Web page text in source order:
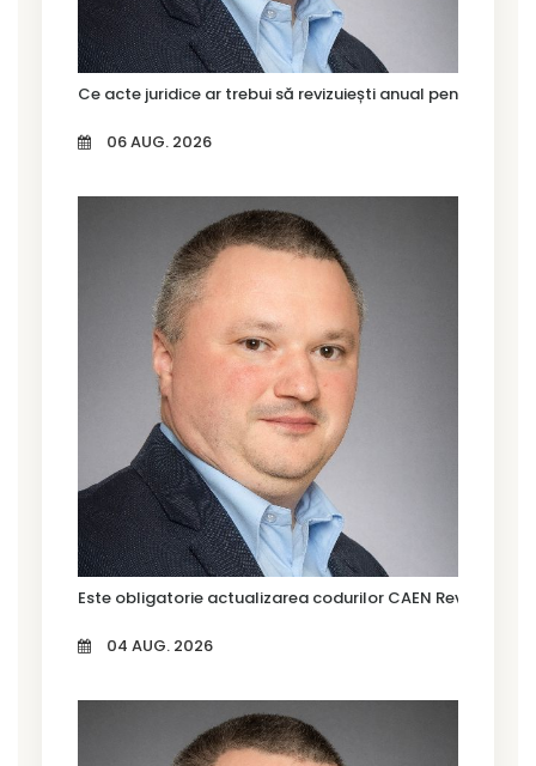
Ce acte juridice ar trebui să revizuiești anual pentru firma
06 AUG. 2026
Este obligatorie actualizarea codurilor CAEN Rev. 3?
04 AUG. 2026